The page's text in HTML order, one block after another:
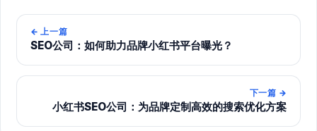
← 上一篇
SEO公司：如何助力品牌小红书平台曝光？
下一篇 →
小红书SEO公司：为品牌定制高效的搜索优化方案